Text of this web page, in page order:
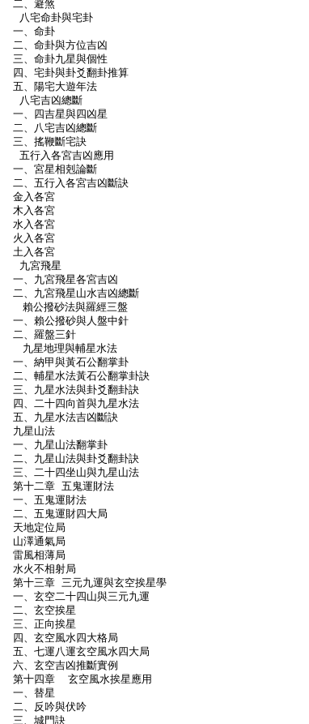
二、避煞
八宅命卦與宅卦
一、命卦
二、命卦與方位吉凶
三、命卦九星與個性
四、宅卦與卦爻翻卦推算
五、陽宅大遊年法
八宅吉凶總斷
一、四吉星與四凶星
二、八宅吉凶總斷
三、搖鞭斷宅訣
五行入各宮吉凶應用
一、宮星相剋論斷
二、五行入各宮吉凶斷訣
金入各宮
木入各宮
水入各宮
火入各宮
土入各宮
九宮飛星
一、九宮飛星各宮吉凶
二、九宮飛星山水吉凶總斷
賴公撥砂法與羅經三盤
一、賴公撥砂與人盤中針
二、羅盤三針
九星地理與輔星水法
一、納甲與黃石公翻掌卦
二、輔星水法黃石公翻掌卦訣
三、九星水法與卦爻翻卦訣
四、二十四向首與九星水法
五、九星水法吉凶斷訣
九星山法
一、九星山法翻掌卦
二、九星山法與卦爻翻卦訣
三、二十四坐山與九星山法
第十二章 五鬼運財法
一、五鬼運財法
二、五鬼運財四大局
天地定位局
山澤通氣局
雷風相薄局
水火不相射局
第十三章 三元九運與玄空挨星學
一、玄空二十四山與三元九運
二、玄空挨星
三、正向挨星
四、玄空風水四大格局
五、七運八運玄空風水四大局
六、玄空吉凶推斷實例
第十四章 玄空風水挨星應用
一、替星
二、反吟與伏吟
三、城門訣